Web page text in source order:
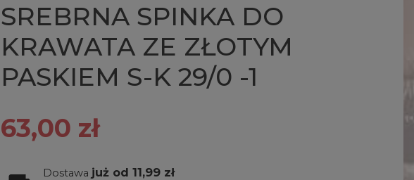
SREBRNA SPINKA DO
KRAWATA ZE ZŁOTYM
PASKIEM S-K 29/0 -1
63,00 zł
Dostawa już od 11,99 zł